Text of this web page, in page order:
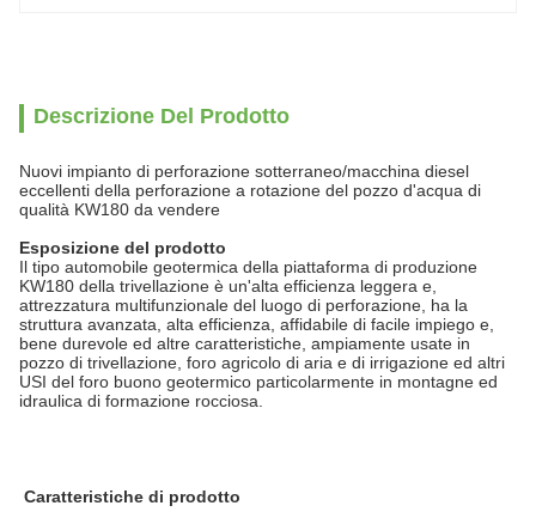
Descrizione Del Prodotto
Nuovi impianto di perforazione sotterraneo/macchina diesel
eccellenti della perforazione a rotazione del pozzo d'acqua di
qualità KW180 da vendere
Esposizione del prodotto
Il tipo automobile geotermica della piattaforma di produzione
KW180 della trivellazione è un'alta efficienza leggera e,
attrezzatura multifunzionale del luogo di perforazione, ha la
struttura avanzata, alta efficienza, affidabile di facile impiego e,
bene durevole ed altre caratteristiche, ampiamente usate in
pozzo di trivellazione, foro agricolo di aria e di irrigazione ed altri
USI del foro buono geotermico particolarmente in montagne ed
idraulica di formazione rocciosa.
Caratteristiche di prodotto